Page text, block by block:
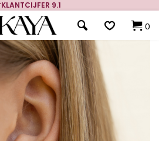
KLANTCIJFER 9.1
0